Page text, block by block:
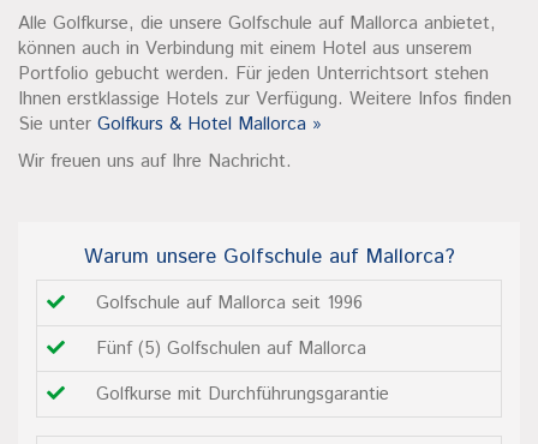
Alle Golfkurse, die unsere Golfschule auf Mallorca anbietet,
können auch in Verbindung mit einem Hotel aus unserem
Portfolio gebucht werden. Für jeden Unterrichtsort stehen
Ihnen erstklassige Hotels zur Verfügung. Weitere Infos finden
Sie unter Golfkurs & Hotel Mallorca »
Wir freuen uns auf Ihre Nachricht.
Warum unsere Golfschule auf Mallorca?
Golfschule auf Mallorca seit 1996
Fünf (5) Golfschulen auf Mallorca
Golfkurse mit Durchführungsgarantie